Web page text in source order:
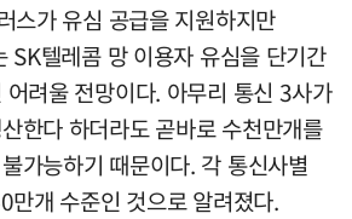
스가 유심 공급을 지원하지만
텔레콤 망 이용자 유심을 단기간
려울 전망이다. 아무리 통신 3사가
한다 하더라도 곧바로 수천만개를
가능하기 때문이다. 각 통신사별
만개 수준인 것으로 알려졌다.